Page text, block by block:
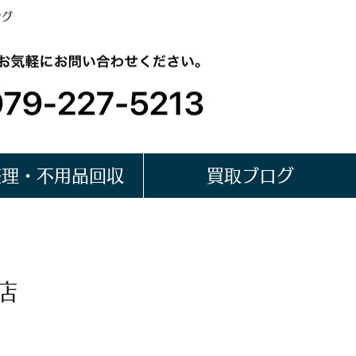
・不用品回収 買取ブログ